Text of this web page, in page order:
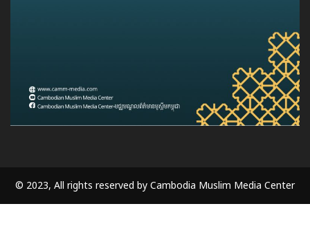
© 2023, All rights reserved by Cambodia Muslim Media Center